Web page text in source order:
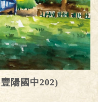
陽國中202)